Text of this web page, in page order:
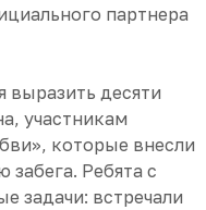
партнера
выразить десяти
участникам
которые внесли
Ребята с
задачи: встречали